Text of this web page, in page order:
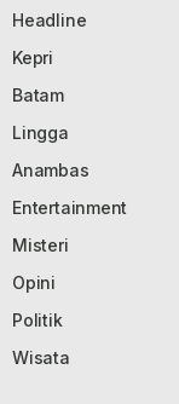
Headline
Kepri
Batam
Lingga
Anambas
Entertainment
Misteri
Opini
Politik
Wisata